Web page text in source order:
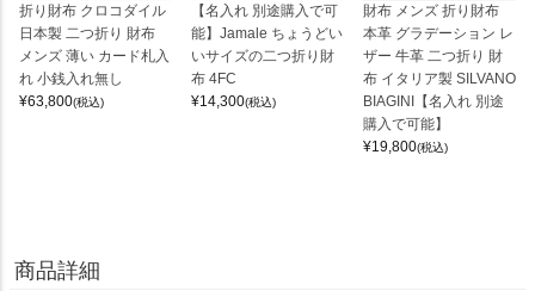
折り財布 クロコダイル
日本製 二つ折り 財布
メンズ 薄い カード札入
れ 小銭入れ無し
¥63,800(税込)
【名入れ 別途購入で可
能】Jamale ちょうどい
いサイズの二つ折り財
布 4FC
¥14,300(税込)
財布 メンズ 折り財布
本革 グラデーション レ
ザー 牛革 二つ折り 財
布 イタリア製 SILVANO
BIAGINI【名入れ 別途
購入で可能】
¥19,800(税込)
商品詳細